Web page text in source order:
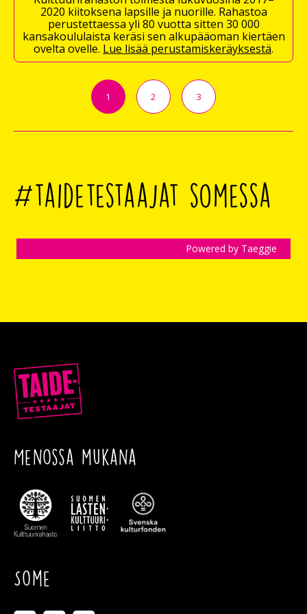
2020 kiitoksena lapsille ja nuorille. Rahastoa
perustettaessa yli 80 vuotta sitten 30 000
kansakoululaista keräsi sen alkupääoman kiertäen
ovelta ovelle. Lue lisää perustamiskeräyksestä.
1 2 3
#taidetestaajat somessa
Menossa mukana
Some